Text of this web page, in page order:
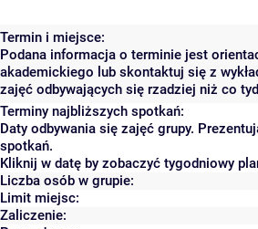
Termin i miejsce:
Podana informacja o terminie jest
akademickiego lub skontaktuj się z
zajęć odbywających się rzadziej niż co
Terminy najbliższych spotkań:
Daty odbywania się zajęć grupy.
spotkań.
Kliknij w datę by zobaczyć tygodniowy
Liczba osób w grupie:
Limit miejsc:
Zaliczenie: